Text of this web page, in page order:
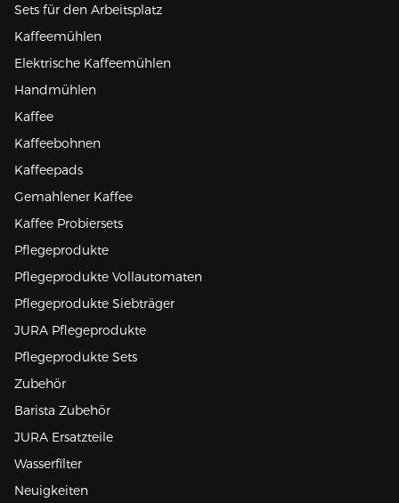
Sets für den Arbeitsplatz
Kaffeemühlen
Elektrische Kaffeemühlen
Handmühlen
Kaffee
Kaffeebohnen
Kaffeepads
Gemahlener Kaffee
Kaffee Probiersets
Pflegeprodukte
Pflegeprodukte Vollautomaten
Pflegeprodukte Siebträger
JURA Pflegeprodukte
Pflegeprodukte Sets
Zubehör
Barista Zubehör
JURA Ersatzteile
Wasserfilter
Neuigkeiten